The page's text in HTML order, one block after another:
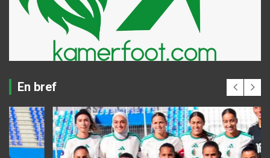
En bref